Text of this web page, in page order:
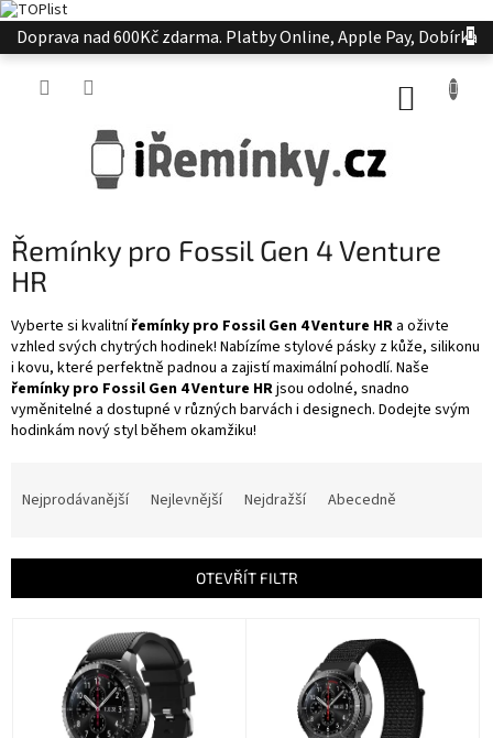
Přejít
na
Doprava nad 600Kč zdarma. Platby Online, Apple Pay, Dobírka
Řemínky pro Fossil Gen 4 Venture
HR
Vyberte si kvalitnířemínky pro Fossil Gen 4 Venture HR a oživte
vzhled svých chytrých hodinek! Nabízíme stylové pásky z kůže, silikonu
i kovu, které perfektně padnou a zajistí maximální pohodlí. Naše
řemínky pro Fossil Gen 4 Venture HRjsou odolné, snadno
vyměnitelné a dostupné v různých barvách i designech. Dodejte svým
hodinkám nový styl během okamžiku!
í
Nejprodávanější Nejlevnější Nejdražší Abecedně
OTEVŘÍT FILTR